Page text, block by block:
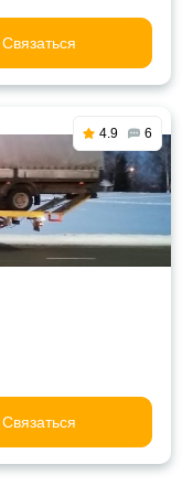
Связаться
4.9 6
Связаться